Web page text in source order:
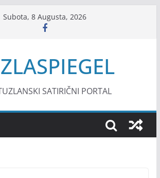
Subota, 8 Augusta, 2026
SATIRIČNI PORTAL